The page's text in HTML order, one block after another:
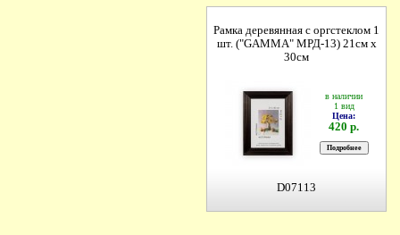
Рамка деревянная с оргстеклом 1
шт. ("GAMMA" МРД-13) 21см х
30см
в наличии
1 вид
Цена:
420 р.
D07113